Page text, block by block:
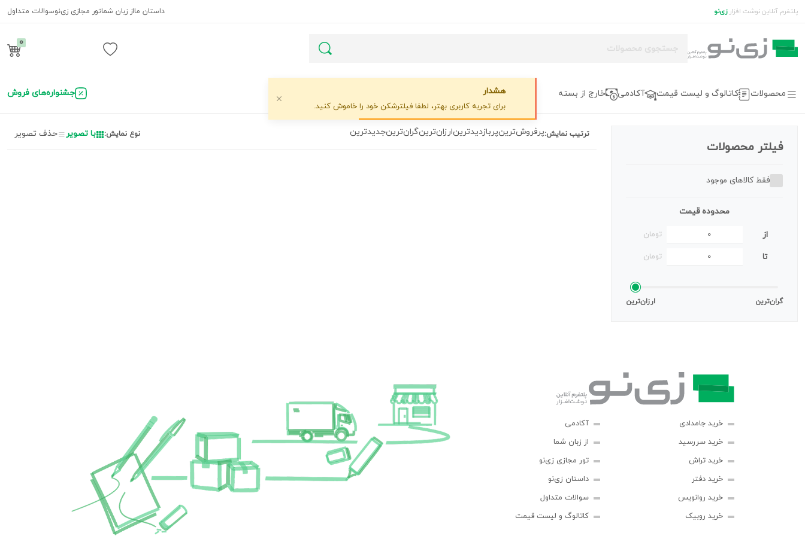
سوالات متداولتور مجازی زی‌نواز زبان شماداستان ما پلتفرم آنلاین نوشت افزارزی‌نو
0
جشنواره‌های فروش محصولات کاتالوگ و لیست قیمت آکادمی خارج از بسته
فیلتر محصولات
فقط کالاهای موجود
محدوده قیمت
از تومان
تا تومان
ارزان‌ترین گران‌ترین
ترتیب نمایش:پرفروش‌ترینپربازدیدترینارزان‌ترینگران‌ترینجدیدترین نوع نمایش: با تصویر حذف تصویر
خرید جامدادی
خرید سررسید
خرید تراش
خرید دفتر
خرید روانویس
خرید روبیک
آکادمی
از زبان شما
تور مجازی زی‌نو
داستان زی‌نو
سوالات متداول
کاتالوگ و لیست قیمت
هشدار
برای تجربه کاربری بهتر، لطفا فیلترشکن خود را خاموش کنید.